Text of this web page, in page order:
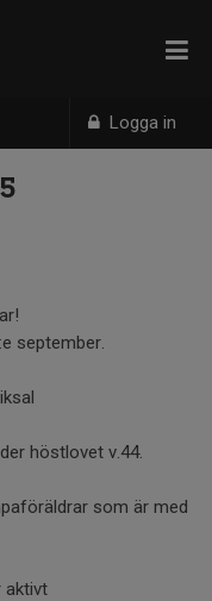
Logga in
september.
höstlovet v.44.
som är med
aktivt